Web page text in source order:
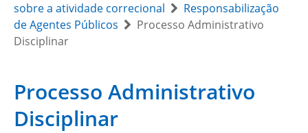
sobre a atividade correcional
Responsabilização
de Agentes Públicos
Processo Administrativo
Disciplinar
Processo Administrativo
Disciplinar